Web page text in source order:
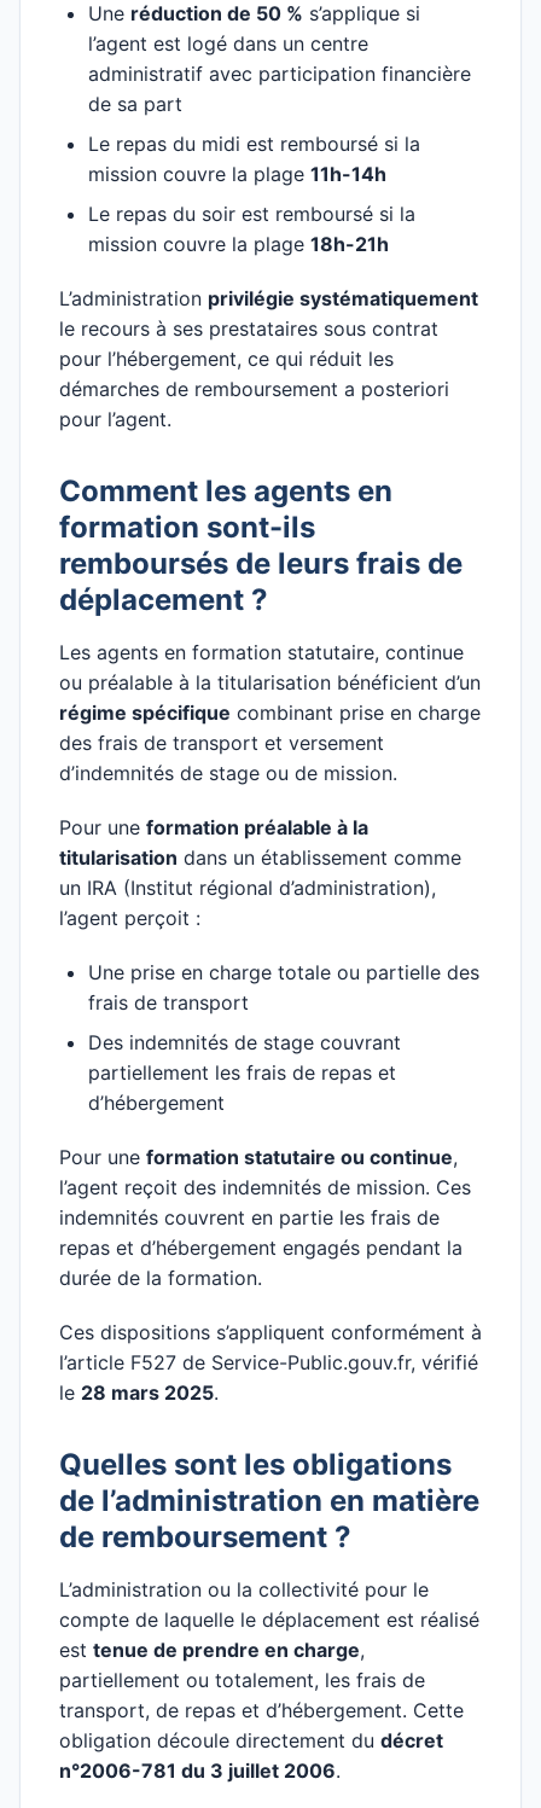
Une réduction de 50 % s’applique si
l’agent est logé dans un centre
administratif avec participation financière
de sa part
Le repas du midi est remboursé si la
mission couvre la plage 11h-14h
Le repas du soir est remboursé si la
mission couvre la plage 18h-21h
L’administration privilégie systématiquement
le recours à ses prestataires sous contrat
pour l’hébergement, ce qui réduit les
démarches de remboursement a posteriori
pour l’agent.
Comment les agents en
formation sont-ils
remboursés de leurs frais de
déplacement ?
Les agents en formation statutaire, continue
ou préalable à la titularisation bénéficient d’un
régime spécifique combinant prise en charge
des frais de transport et versement
d’indemnités de stage ou de mission.
Pour une formation préalable à la
titularisation dans un établissement comme
un IRA (Institut régional d’administration),
l’agent perçoit :
Une prise en charge totale ou partielle des
frais de transport
Des indemnités de stage couvrant
partiellement les frais de repas et
d’hébergement
Pour une formation statutaire ou continue,
l’agent reçoit des indemnités de mission. Ces
indemnités couvrent en partie les frais de
repas et d’hébergement engagés pendant la
durée de la formation.
Ces dispositions s’appliquent conformément à
l’article F527 de Service-Public.gouv.fr, vérifié
le 28 mars 2025.
Quelles sont les obligations
de l’administration en matière
de remboursement ?
L’administration ou la collectivité pour le
compte de laquelle le déplacement est réalisé
est tenue de prendre en charge,
partiellement ou totalement, les frais de
transport, de repas et d’hébergement. Cette
obligation découle directement du décret
n°2006-781 du 3 juillet 2006.